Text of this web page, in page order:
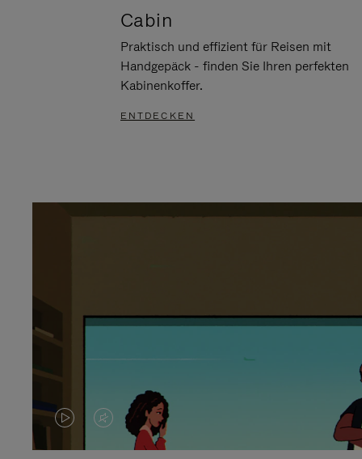
Cabin
Praktisch und effizient für Reisen mit
Handgepäck - finden Sie Ihren perfekten
Kabinenkoffer.
ENTDECKEN
DASVIDEO